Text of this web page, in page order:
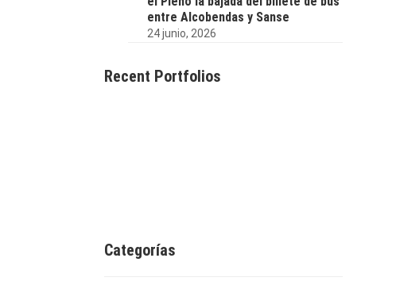
entre Alcobendas y Sanse
24 junio, 2026
Recent Portfolios
Categorías